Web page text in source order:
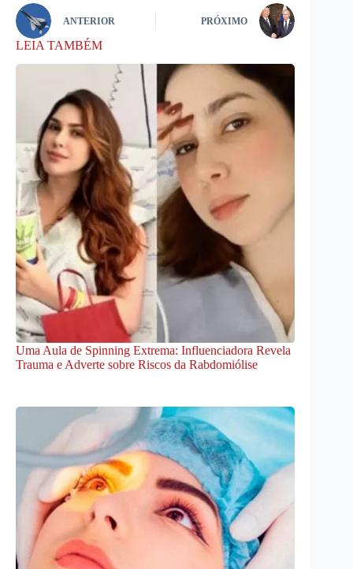
ANTERIOR PRÓXIMO
LEIA TAMBÉM
Uma Aula de Spinning Extrema: Influenciadora Revela
Trauma e Adverte sobre Riscos da Rabdomiólise